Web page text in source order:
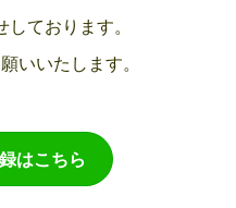
ております。
いいたします。
はこちら